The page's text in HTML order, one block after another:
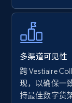
using
URL, Final
more.
5.6K+
多渠道可见性
跨 Vestiaire
现，以确保一
持最佳数字货